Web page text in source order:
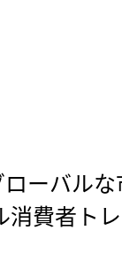
ーバル
費者ト